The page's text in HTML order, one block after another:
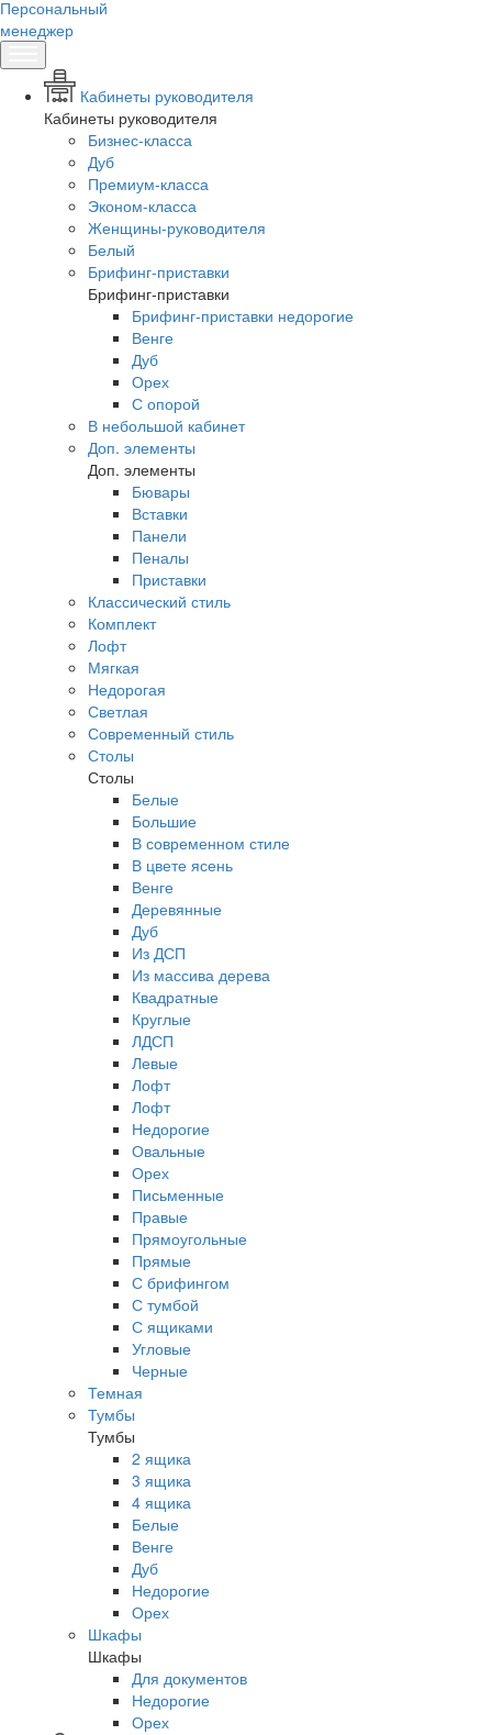
Персональный
менеджер
Кабинеты руководителя
Кабинеты руководителя
Бизнес-класса
Дуб
Премиум-класса
Эконом-класса
Женщины-руководителя
Белый
Брифинг-приставки
Брифинг-приставки
Брифинг-приставки недорогие
Венге
Дуб
Орех
С опорой
В небольшой кабинет
Доп. элементы
Доп. элементы
Бювары
Вставки
Панели
Пеналы
Приставки
Классический стиль
Комплект
Лофт
Мягкая
Недорогая
Светлая
Современный стиль
Столы
Столы
Белые
Большие
В современном стиле
В цвете ясень
Венге
Деревянные
Дуб
Из ДСП
Из массива дерева
Квадратные
Круглые
ЛДСП
Левые
Лофт
Лофт
Недорогие
Овальные
Орех
Письменные
Правые
Прямоугольные
Прямые
С брифингом
С тумбой
С ящиками
Угловые
Черные
Темная
Тумбы
Тумбы
2 ящика
3 ящика
4 ящика
Белые
Венге
Дуб
Недорогие
Орех
Шкафы
Шкафы
Для документов
Недорогие
Орех